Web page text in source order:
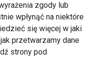
zgody lub
wpłynąć na niektóre
się więcej w jaki
przetwarzamy dane
strony pod